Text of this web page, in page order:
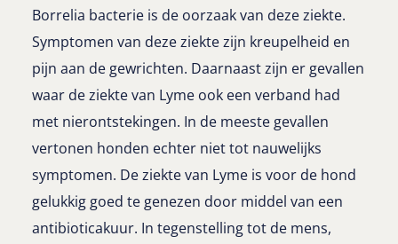
Borrelia bacterie is de oorzaak van deze ziekte.
Symptomen van deze ziekte zijn kreupelheid en
pijn aan de gewrichten. Daarnaast zijn er gevallen
waar de ziekte van Lyme ook een verband had
met nierontstekingen. In de meeste gevallen
vertonen honden echter niet tot nauwelijks
symptomen. De ziekte van Lyme is voor de hond
gelukkig goed te genezen door middel van een
antibioticakuur. In tegenstelling tot de mens,